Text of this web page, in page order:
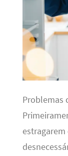
Problemas